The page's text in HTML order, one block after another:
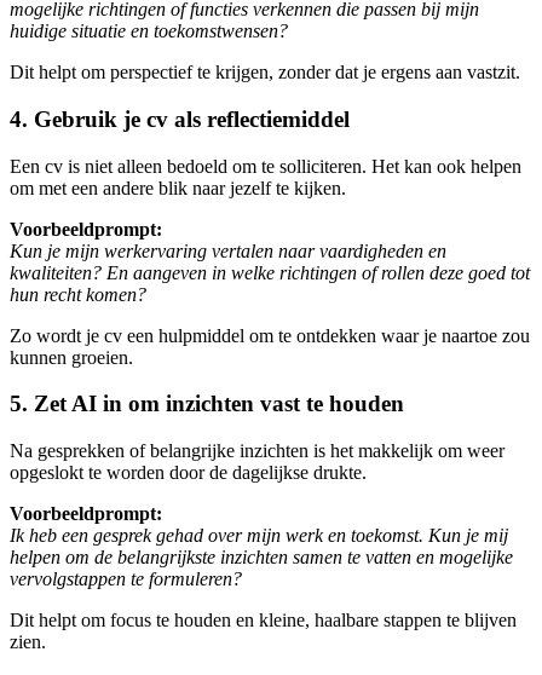
mogelijke richtingen of functies verkennen die passen bij mijn
huidige situatie en toekomstwensen?
Dit helpt om perspectief te krijgen, zonder dat je ergens aan vastzit.
4. Gebruik je cv als reflectiemiddel
Een cv is niet alleen bedoeld om te solliciteren. Het kan ook helpen
om met een andere blik naar jezelf te kijken.
Voorbeeldprompt:
Kun je mijn werkervaring vertalen naar vaardigheden en
kwaliteiten? En aangeven in welke richtingen of rollen deze goed tot
hun recht komen?
Zo wordt je cv een hulpmiddel om te ontdekken waar je naartoe zou
kunnen groeien.
5. Zet AI in om inzichten vast te houden
Na gesprekken of belangrijke inzichten is het makkelijk om weer
opgeslokt te worden door de dagelijkse drukte.
Voorbeeldprompt:
Ik heb een gesprek gehad over mijn werk en toekomst. Kun je mij
helpen om de belangrijkste inzichten samen te vatten en mogelijke
vervolgstappen te formuleren?
Dit helpt om focus te houden en kleine, haalbare stappen te blijven
zien.